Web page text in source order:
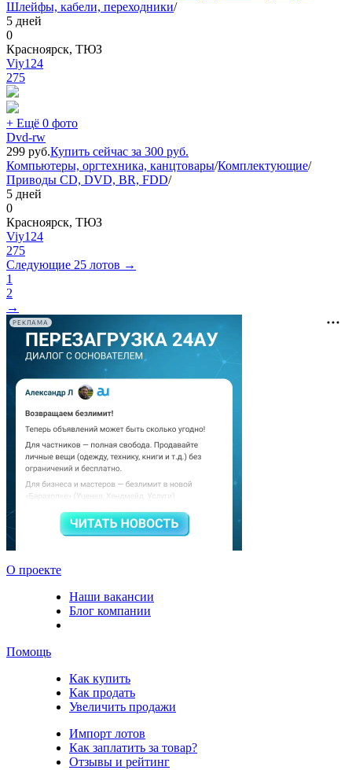
Шлейфы, кабели, переходники/
5 дней
0
Красноярск, ТЮЗ
Viy124
275
+ Ещё 0 фото
Dvd-rw
299 руб.Купить сейчас за 300 руб.
Компьютеры, оргтехника, канцтовары/Комплектующие/
Приводы CD, DVD, BR, FDD/
5 дней
0
Красноярск, ТЮЗ
Viy124
275
Следующие 25 лотов →
1
2
→
РЕКЛАМА
О проекте
Наши вакансии
Блог компании
Помощь
Как купить
Как продать
Увеличить продажи
Импорт лотов
Как заплатить за товар?
Отзывы и рейтинг